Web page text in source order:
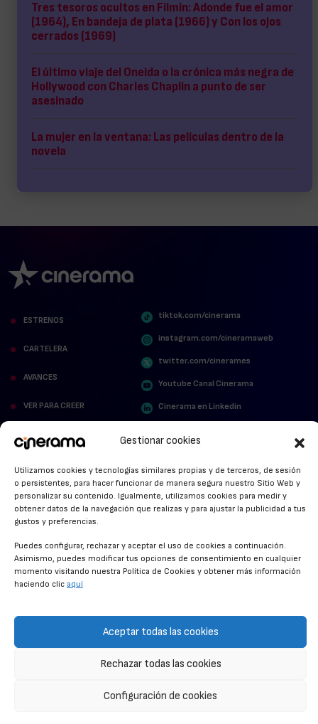
Gestionar cookies
Utilizamos cookies y tecnologías similares propias y de terceros, de sesión
o persistentes, para hacer funcionar de manera segura nuestro Sitio Web y
personalizar su contenido. Igualmente, utilizamos cookies para medir y
obtener datos de la navegación que realizas y para ajustar la publicidad a tus
gustos y preferencias.
Puedes configurar, rechazar y aceptar el uso de cookies a continuación.
Asimismo, puedes modificar tus opciones de consentimiento en cualquier
momento visitando nuestra Política de Cookies y obtener más información
haciendo clic aquí
Aceptar todas las cookies
Rechazar todas las cookies
Configuración de cookies
Tres tesoros ocultos en Filmin: Adonde fue el amor
(1964), En bandeja de plata (1966) y Con los ojos
cerrados (1969)
El último viaje del Oneida o la crónica más negra de
Hollywood con Charles Chaplin a punto de ser
asesinado
La mujer en la ventana: Las películas dentro de la
novela
ESTRENOS
CARTELERA
AVANCES
VER PARA CREER
ANUNCIOS DE CINE
tiktok.com/cinerama
instagram.com/cineramaweb
twitter.com/cinerames
Youtube Canal Cinerama
Cinerama en Linkedin
POLÍTICA DE PRIVACIDAD
CONTACTO
© CINERAMA 2026